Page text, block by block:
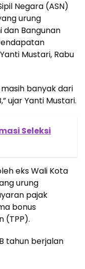
Negara (ASN)
urung
dan Bangunan
Mustari, Rabu
banyak dari
ujar Yanti Mustari.
Seleksi
eks Wali Kota
urung
pajak
bonus
(TPP).
tahun berjalan